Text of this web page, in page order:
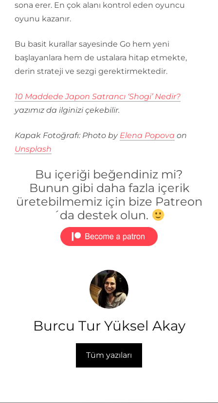
sona erer. En çok alanı kontrol eden oyuncu
oyunu kazanır.
Bu basit kurallar sayesinde Go hem yeni
başlayanlara hem de ustalara hitap etmekte,
derin strateji ve sezgi gerektirmektedir.
10 Maddede Japon Satrancı ‘Shogi’ Nedir?
yazımız da ilginizi çekebilir.
Kapak Fotoğrafı: Photo by Elena Popova on
Unsplash
Bu içeriği beğendiniz mi?
Bunun gibi daha fazla içerik
üretebilmemiz için bize Patreon
´da destek olun.
Burcu Tur Yüksel Akay
Tüm yazıları